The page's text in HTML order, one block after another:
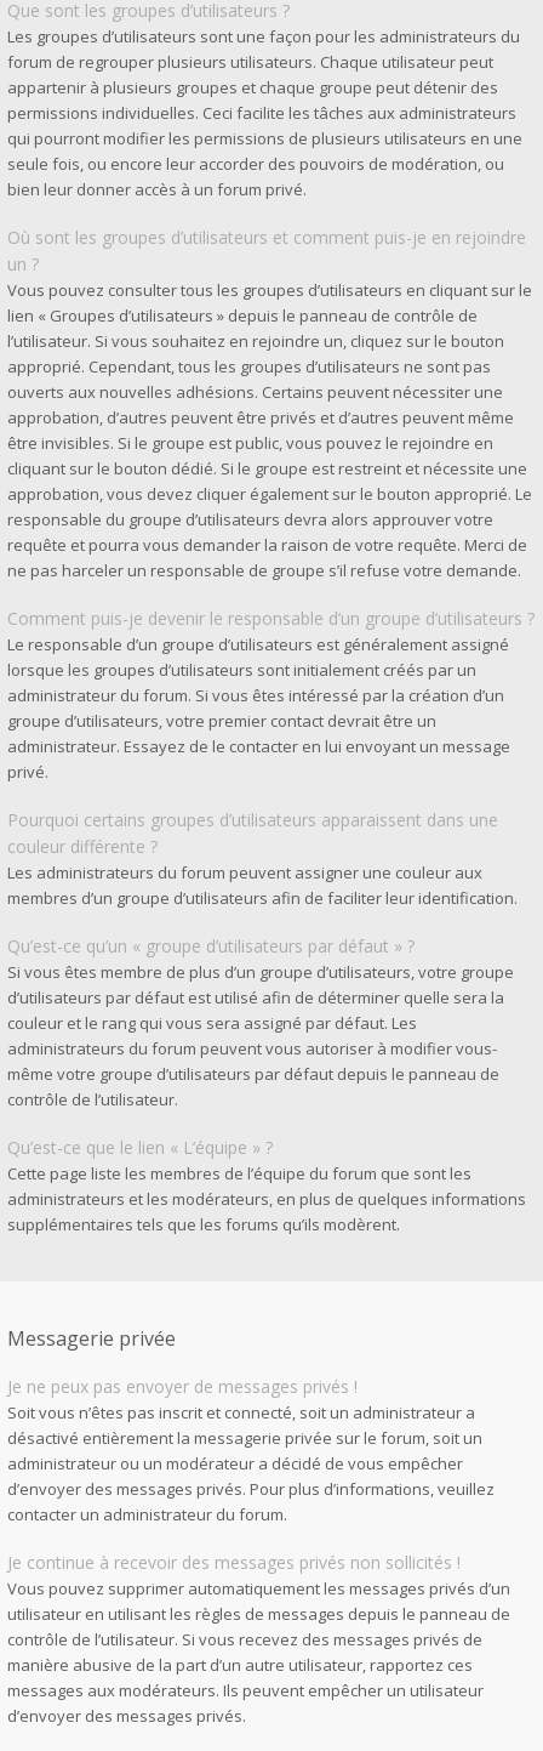
Que sont les groupes d’utilisateurs ?
Les groupes d’utilisateurs sont une façon pour les administrateurs du
forum de regrouper plusieurs utilisateurs. Chaque utilisateur peut
appartenir à plusieurs groupes et chaque groupe peut détenir des
permissions individuelles. Ceci facilite les tâches aux administrateurs
qui pourront modifier les permissions de plusieurs utilisateurs en une
seule fois, ou encore leur accorder des pouvoirs de modération, ou
bien leur donner accès à un forum privé.
Où sont les groupes d’utilisateurs et comment puis-je en rejoindre
un ?
Vous pouvez consulter tous les groupes d’utilisateurs en cliquant sur le
lien « Groupes d’utilisateurs » depuis le panneau de contrôle de
l’utilisateur. Si vous souhaitez en rejoindre un, cliquez sur le bouton
approprié. Cependant, tous les groupes d’utilisateurs ne sont pas
ouverts aux nouvelles adhésions. Certains peuvent nécessiter une
approbation, d’autres peuvent être privés et d’autres peuvent même
être invisibles. Si le groupe est public, vous pouvez le rejoindre en
cliquant sur le bouton dédié. Si le groupe est restreint et nécessite une
approbation, vous devez cliquer également sur le bouton approprié. Le
responsable du groupe d’utilisateurs devra alors approuver votre
requête et pourra vous demander la raison de votre requête. Merci de
ne pas harceler un responsable de groupe s’il refuse votre demande.
Comment puis-je devenir le responsable d’un groupe d’utilisateurs ?
Le responsable d’un groupe d’utilisateurs est généralement assigné
lorsque les groupes d’utilisateurs sont initialement créés par un
administrateur du forum. Si vous êtes intéressé par la création d’un
groupe d’utilisateurs, votre premier contact devrait être un
administrateur. Essayez de le contacter en lui envoyant un message
privé.
Pourquoi certains groupes d’utilisateurs apparaissent dans une
couleur différente ?
Les administrateurs du forum peuvent assigner une couleur aux
membres d’un groupe d’utilisateurs afin de faciliter leur identification.
Qu’est-ce qu’un « groupe d’utilisateurs par défaut » ?
Si vous êtes membre de plus d’un groupe d’utilisateurs, votre groupe
d’utilisateurs par défaut est utilisé afin de déterminer quelle sera la
couleur et le rang qui vous sera assigné par défaut. Les
administrateurs du forum peuvent vous autoriser à modifier vous-
même votre groupe d’utilisateurs par défaut depuis le panneau de
contrôle de l’utilisateur.
Qu’est-ce que le lien « L’équipe » ?
Cette page liste les membres de l’équipe du forum que sont les
administrateurs et les modérateurs, en plus de quelques informations
supplémentaires tels que les forums qu’ils modèrent.
Messagerie privée
Je ne peux pas envoyer de messages privés !
Soit vous n’êtes pas inscrit et connecté, soit un administrateur a
désactivé entièrement la messagerie privée sur le forum, soit un
administrateur ou un modérateur a décidé de vous empêcher
d’envoyer des messages privés. Pour plus d’informations, veuillez
contacter un administrateur du forum.
Je continue à recevoir des messages privés non sollicités !
Vous pouvez supprimer automatiquement les messages privés d’un
utilisateur en utilisant les règles de messages depuis le panneau de
contrôle de l’utilisateur. Si vous recevez des messages privés de
manière abusive de la part d’un autre utilisateur, rapportez ces
messages aux modérateurs. Ils peuvent empêcher un utilisateur
d’envoyer des messages privés.